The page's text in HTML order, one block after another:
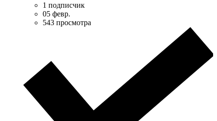
1 подписчик
05 февр.
543 просмотра